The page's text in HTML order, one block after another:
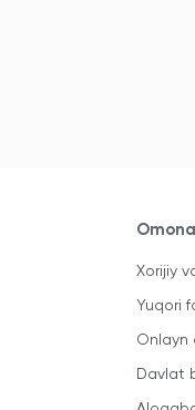
Xorijiy
Yuqori
Onlayn
Davlat